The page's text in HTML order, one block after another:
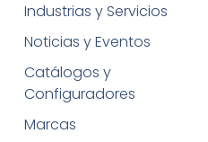
Industrias y Servicios
Noticias y Eventos
Catálogos y
Configuradores
Marcas